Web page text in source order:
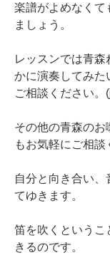
楽譜がよめなくて
ましょう。
レッスンでは青
かに演奏してみた
ご相談ください
その他の青森の
もお気軽にご相談
自分と向き合い
てゆきます。
笛を吹くというこ
きるのです。